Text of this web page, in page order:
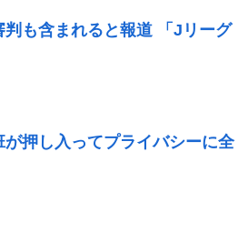
も含まれると報道 「Jリーグ
押し入ってプライバシーに全